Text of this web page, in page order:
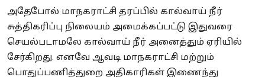
அதேபோல் மாநகராட்சி தரப்பில் கால்வாய் நீர்
சுத்திகரிப்பு நிலையம் அமைக்கப்பட்டு இதுவரை
செயல்படாமலே கால்வாய் நீர் அனைத்தும் ஏரியில்
சேர்கிறது. எனவே ஆவடி மாநகராட்சி மற்றும்
பொதுப்பணித்துறை அதிகாரிகள் இணைந்து